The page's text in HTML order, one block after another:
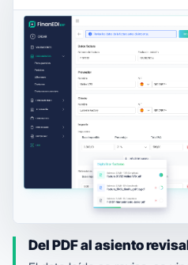
Del PDF al asiento